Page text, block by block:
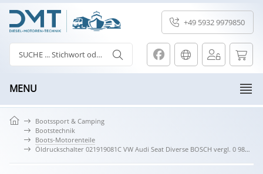
+49 5932 9979850
MENU
Bootssport & Camping
Bootstechnik
Boots-Motorenteile
Öldruckschalter 021919081C VW Audi Seat Diverse BOSCH vergl. 0 986 344 082